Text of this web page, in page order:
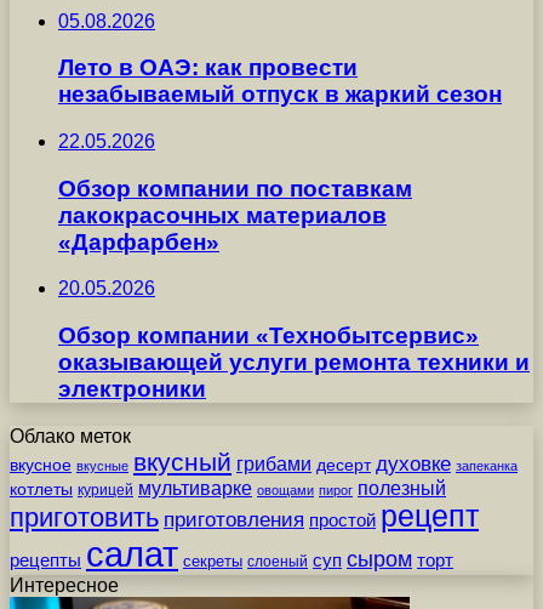
05.08.2026
Лето в ОАЭ: как провести
незабываемый отпуск в жаркий сезон
22.05.2026
Обзор компании по поставкам
лакокрасочных материалов
«Дарфарбен»
20.05.2026
Обзор компании «Технобытсервис»
оказывающей услуги ремонта техники и
электроники
Облако меток
вкусное вкусные вкусный грибами десерт духовке запеканка
котлеты курицей мультиварке овощами пирог полезный
приготовить приготовления простой рецепт
рецепты салат секреты слоеный суп сыром торт
Интересное